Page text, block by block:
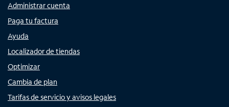
Administrar cuenta
Paga tu factura
Ayuda
Localizador de tiendas
Optimizar
Cambia de plan
Tarifas de servicio y avisos legales